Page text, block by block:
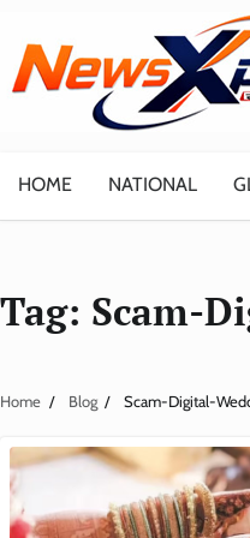
content
HOME NATIONAL
Tag: Scam-
Home Blog Scam-Digital-